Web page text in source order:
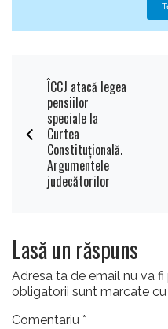
ÎCCJ atacă legea
pensiilor
speciale la
Curtea
Constituţională.
Argumentele
judecătorilor
Lasă un răspuns
Adresa ta de email nu va fi
obligatorii sunt marcate cu
Comentariu *